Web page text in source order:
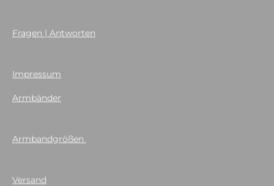
Fragen | Antworten
Impressum
Armbänder
Armbandgrößen
Versand